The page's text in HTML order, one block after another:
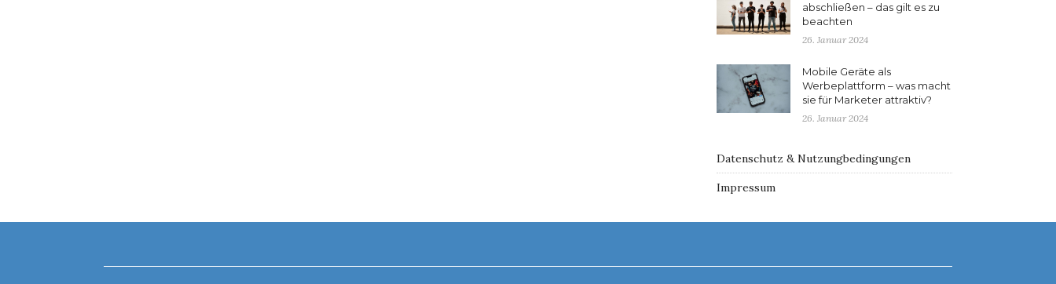
abschließen – das gilt es zu
beachten
26. Januar 2024
Mobile Geräte als
Werbeplattform – was macht
sie für Marketer attraktiv?
26. Januar 2024
Datenschutz & Nutzungbedingungen
Impressum